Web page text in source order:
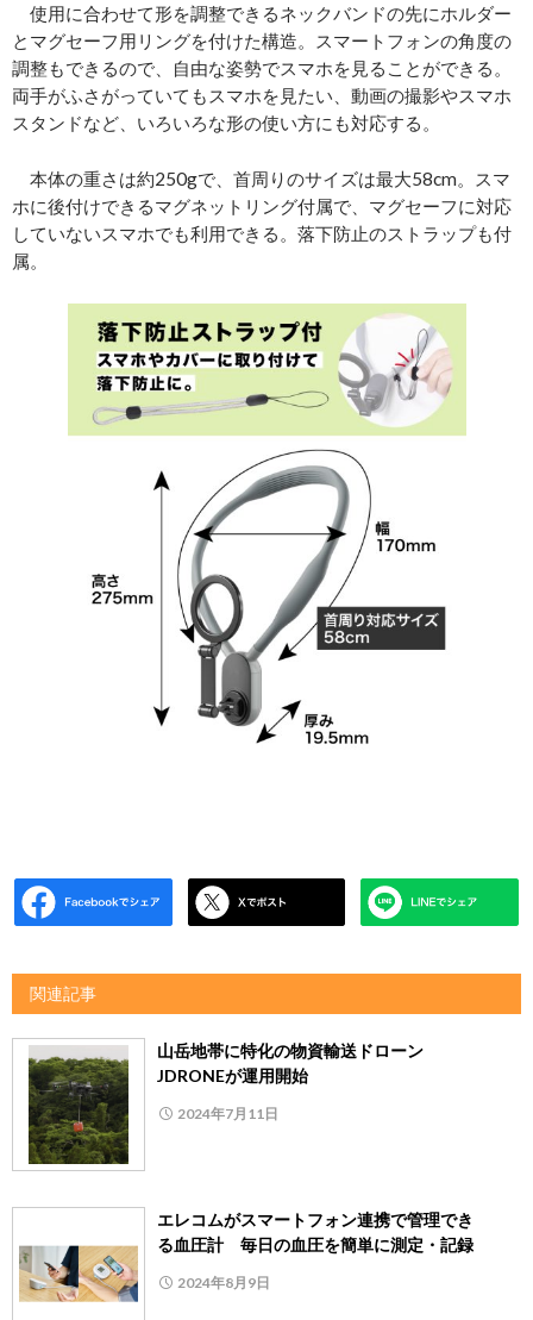
使用に合わせて形を調整できるネックバンドの先にホルダー
とマグセーフ用リングを付けた構造。スマートフォンの角度の
調整もできるので、自由な姿勢でスマホを見ることができる。
両手がふさがっていてもスマホを見たい、動画の撮影やスマホ
スタンドなど、いろいろな形の使い方にも対応する。
本体の重さは約250gで、首周りのサイズは最大58cm。スマ
ホに後付けできるマグネットリング付属で、マグセーフに対応
していないスマホでも利用できる。落下防止のストラップも付
属。
関連記事
山岳地帯に特化の物資輸送ドローン
JDRONEが運用開始
2024年7月11日
エレコムがスマートフォン連携で管理でき
る血圧計 毎日の血圧を簡単に測定・記録
2024年8月9日